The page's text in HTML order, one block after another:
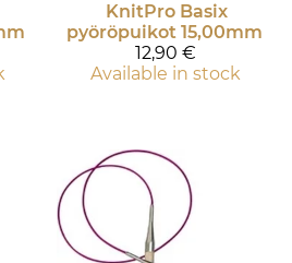
KnitPro Basix
pyöröpuikot 15,00mm
12,90 €
Available in stock